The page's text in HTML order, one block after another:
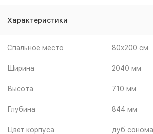
Характеристики
Спальное место 80x200 см
Ширина 2040 мм
Высота 710 мм
Глубина 844 мм
Цвет корпуса дуб сонома